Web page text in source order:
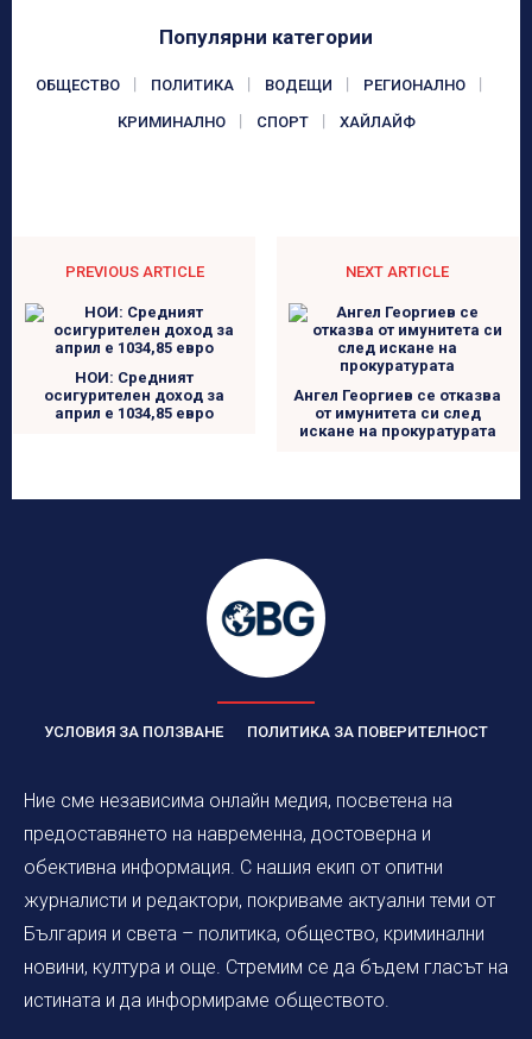
Популярни категории
ОБЩЕСТВО ПОЛИТИКА ВОДЕЩИ РЕГИОНАЛНО
КРИМИНАЛНО СПОРТ ХАЙЛАЙФ
PREVIOUS ARTICLE
НОИ: Средният
осигурителен доход за
април е 1034,85 евро
NEXT ARTICLE
Ангел Георгиев се отказва
от имунитета си след
искане на прокуратурата
УСЛОВИЯ ЗА ПОЛЗВАНЕ ПОЛИТИКА ЗА ПОВЕРИТЕЛНОСТ
Ние сме независима онлайн медия, посветена на
предоставянето на навременна, достоверна и
обективна информация. С нашия екип от опитни
журналисти и редактори, покриваме актуални теми от
България и света – политика, общество, криминални
новини, култура и още. Стремим се да бъдем гласът на
истината и да информираме обществото.